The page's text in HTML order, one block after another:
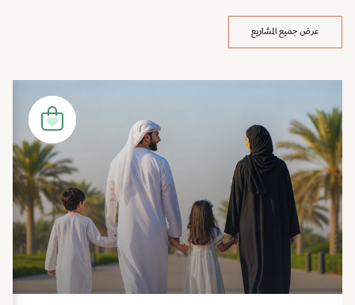
عرض جميع المشاريع